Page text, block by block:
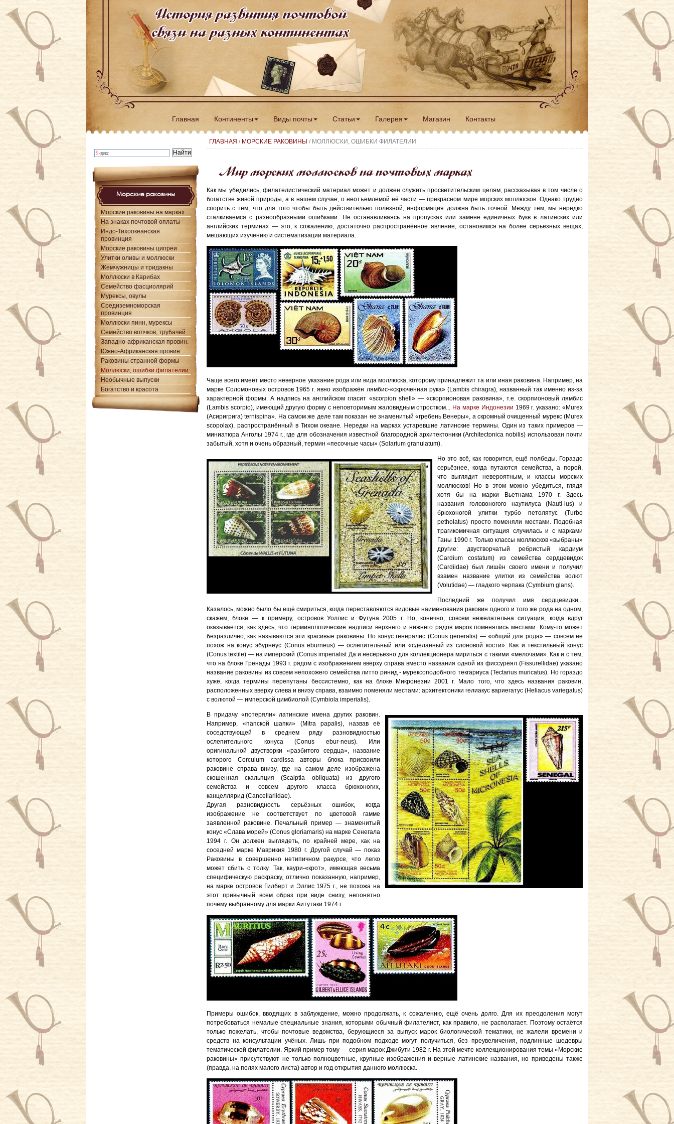
История развития почтовой
связи на разных континентах
Главная Континенты Виды почты Статьи Галерея Магазин Контакты
ГЛАВНАЯ / МОРСКИЕ РАКОВИНЫ / МОЛЛЮСКИ, ОШИБКИ ФИЛАТЕЛИИ
Мир морских моллюсков на почтовых марках
Как мы убедились, филателистический материал может и должен служить просветительским целям, рассказывая в том числе о
богатстве живой природы, а в нашем случае, о неотъемлемой её части — прекрасном мире морских моллюсков. Однако трудно
спорить с тем, что для того чтобы быть действительно полезной, информация должна быть точной. Между тем, мы нередко
сталкиваемся с разнообразными ошибками. Не останавливаясь на пропусках или замене единичных букв в латинских или
английских терминах — это, к сожалению, достаточно распространённое явление, остановимся на более серьёзных вещах,
мешающих изучению и систематизации материала.
Чаще всего имеет место неверное указание рода или вида моллюска, которому принадлежит та или иная раковина. Например, на
марке Соломоновых островов 1965 г. явно изображён лямбис-«скрюченная рука» (Lambis chiragra), названный так именно из-за
характерной формы. А надпись на английском гласит «scorpion shell» — «скорпионовая раковина», т.е. скорпионовый лямбис
(Lambis scorpio), имеющий другую форму с неповторимым жаловидным отростком... На марке Индонезии 1969 г. указано: «Murex
(Асиригрига) ternispina». На самом же деле там показан не знаменитый «гребень Венеры», а скромный очищенный мурекс (Murex
scopolax), распространённый в Тихом океане. Нередки на марках устаревшие латинские термины. Один из таких примеров —
миниатюра Анголы 1974 г., где для обозначения известной благородной архитектоники (Architectonica nobilis) использован почти
забытый, хотя и очень образный, термин «песочные часы» (Solarium granulatum).
Но это всё, как говорится, ещё полбеды. Гораздо
серьёзнее, когда путаются семейства, а порой,
что выглядит невероятным, и классы морских
моллюсков! Но в этом можно убедиться, глядя
хотя бы на марки Вьетнама 1970 г. Здесь
названия головоногого наутилуса (Nauti-lus) и
брюхоногой улитки турбо петолятус (Turbo
petholatus) просто поменяли местами. Подобная
трагикомичная ситуация случилась и с марками
Ганы 1990 г. Только классы моллюсков «выбраны»
другие: двустворчатый ребристый кардиум
(Cardium costatum) из семейства сердцевидок
(Cardiidae) был лишён своего имени и получил
взамен название улитки из семейства волют
(Volutidae) — гладкого черпака (Cymbium glans).
Последний же получил имя сердцевидки...
Казалось, можно было бы ещё смириться, когда переставляются видовые наименования раковин одного и того же рода на одном,
скажем, блоке — к примеру, островов Уоллис и Футуна 2005 г. Но, конечно, совсем нежелательна ситуация, когда вдруг
оказывается, как здесь, что терминологические надписи верхнего и нижнего рядов марок поменялись местами. Кому-то может
безразлично, как называются эти красивые раковины. Но конус генералис (Conus generalis) — «общий для рода» — совсем не
похож на конус эбурнеус (Conus eburneus) — ослепительный или «сделанный из слоновой кости». Как и текстильный конус
(Conus textile) — на имперский (Conus imperialist Да и несерьёзно для коллекционера мириться с такими «мелочами». Как и с тем,
что на блоке Гренады 1993 г. рядом с изображением вверху справа вместо названия одной из фиссуреял (Fissurellidae) указано
название раковины из совсем непохожего семейства литто ринид - мурексоподобного текгариуса (Tectarius muricatus). Но гораздо
хуже, когда термины перепутаны бессистемно, как на блоке Микронезии 2001 г. Мало того, что здесь названия раковин,
расположенных вверху слева и внизу справа, взаимно поменяли местами: архитектоники гелиакус вариегатус (Heliacus variegatus)
с волютой — имперской цимбиолой (Cymbiola imperialis).
В придачу «потеряли» латинские имена других раковин.
Например, «папской шапки» (Mitra papalis), назвав её
соседствующей в среднем ряду разновидностью
ослепительного конуса (Conus ebur-neus). Или
оригинальной двустворки «разбитого сердца», название
которого Corculum cardissa авторы блока присвоили
раковине справа внизу, где на самом деле изображена
скошенная скальпция (Scalptia obliquata) из другого
семейства и совсем другого класса брюхоногих,
канцеллярид (Cancellariidae).
Другая разновидность серьёзных ошибок, когда
изображение не соответствует по цветовой гамме
заявленной раковине. Печальный пример — знаменитый
конус «Слава морей» (Conus gloriamaris) на марке Сенегала
1994 г. Он должен выглядеть, по крайней мере, как на
соседней марке Маврикия 1980 г. Другой случай — показ
Раковины в совершенно нетипичном ракурсе, что легко
может сбить с толку. Так, каури-«крот», имеющая весьма
специфическую раскраску, отлично показанную, например,
на марке островов Гилберт и Эллис 1975 г., не похожа на
этот привычный всем образ при виде снизу, непонятно
почему выбранному для марки Аитутаки 1974 г.
Примеры ошибок, вводящих в заблуждение, можно продолжать, к сожалению, ещё очень долго. Для их преодоления могут
потребоваться немалые специальные знания, которыми обычный филателист, как правило, не располагает. Поэтому остаётся
только пожелать, чтобы почтовые ведомства, берующиеся за выпуск марок биологической тематики, не жалели времени и
средств на консультации учёных. Лишь при подобном подходе могут получиться, без преувеличения, подлинные шедевры
тематической филателии. Яркий пример тому — серия марок Джибути 1982 г. На этой мечте коллекционирования темы «Морские
раковины» присутствуют не только полноцветные, крупные изображения и верные латинские названия, но приведены также
(правда, на полях малого листа) автор и год открытия данного моллюска.
Морские раковины
Морские раковины на марках
На знаках почтовой оплаты
Индо-Тихоокеанская
провинция
Морские раковины ципреи
Улитки оливы и моллюски
Жемчужницы и тридакны
Моллюски в Карибах
Семейство фасциолярий
Мурексы, овулы
Средиземноморская
провинция
Моллюски пинн, мурексы
Семейство волчков, трубачей
Западно-африканская провин.
Южно-Африканская провин.
Раковины странной формы
Моллюски, ошибки филателии
Необычные выпуски
Богатство и красота